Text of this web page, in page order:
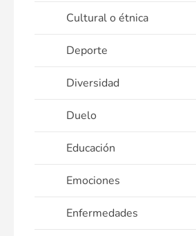
Cultural o étnica
Deporte
Diversidad
Duelo
Educación
Emociones
Enfermedades